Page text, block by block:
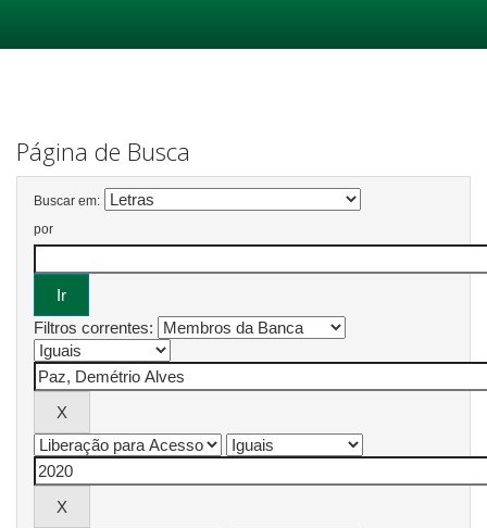
Página de Busca
Buscar em:
por
Filtros correntes: